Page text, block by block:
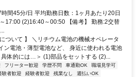
間45分/日 平均勤務日数：1ヶ月あたり20日
17:00 (2)16:40～00:50 【備考】 勤務:2交替
ついて 】 ＼リチウム電池の機械オペレータ
ン電池・薄型電池など、 身近に使われる電池
具体的には…＞ (1)部品をセットする (2)...
フリーター歓迎 学歴不問 車通勤OK
職場見学可
験者歓迎 経験者歓迎 残業なし
週払いOK